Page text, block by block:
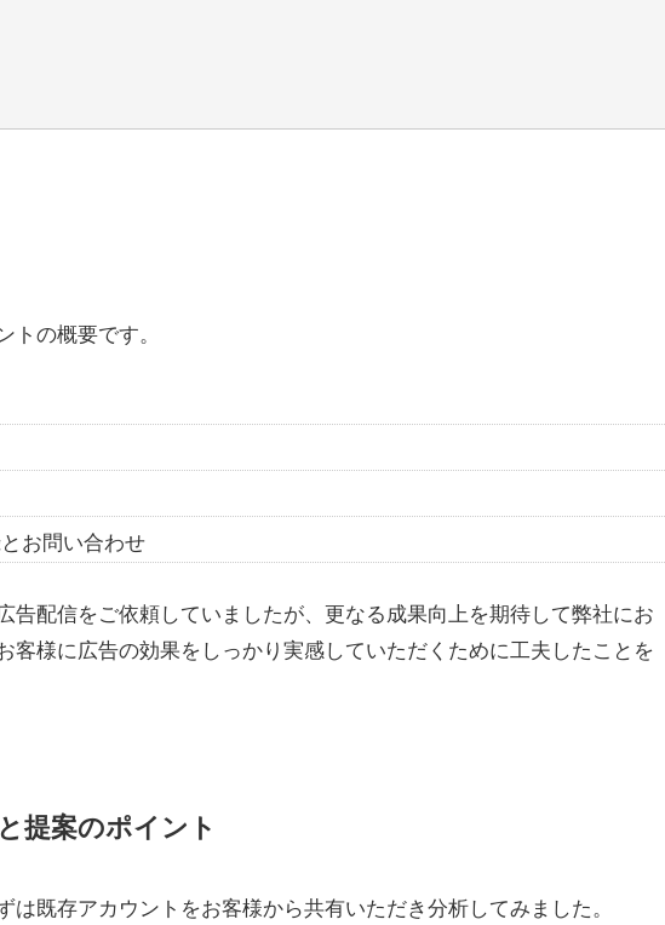
の概要です。
お問い合わせ
告配信をご依頼していましたが、更なる成果向上を期待して弊社にお
客様に広告の効果をしっかり実感していただくために工夫したことを
提案のポイント
既存アカウントをお客様から共有いただき分析してみました。